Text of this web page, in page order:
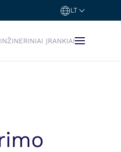
LT
INŽINERINIAI ĮRANKIAI